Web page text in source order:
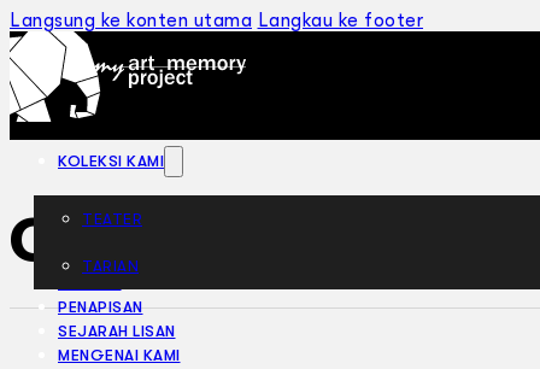
Langsung ke konten utama Langkau ke footer
KOLEKSI KAMI
TEATER
TARIAN
PENAPISAN
SEJARAH LISAN
MENGENAI KAMI
Creditors (1965)